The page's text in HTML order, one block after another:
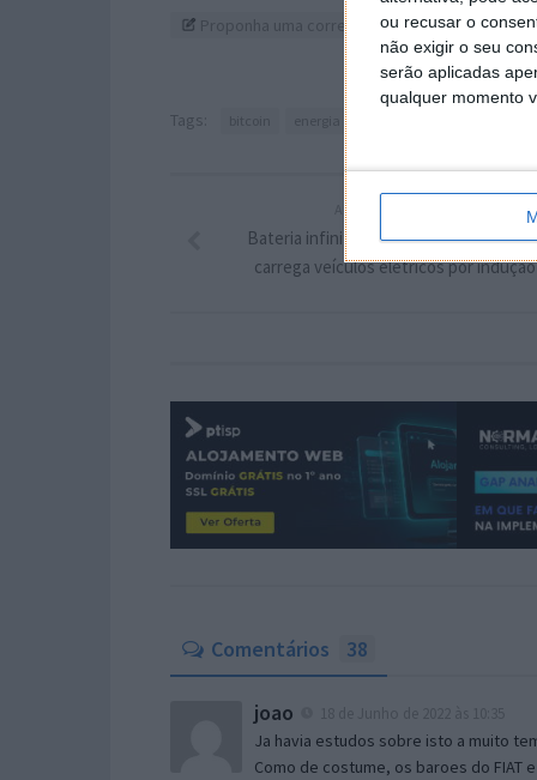
ou recusar o
não exigir o seu
serão aplicadas
qualquer momento
Proponha uma correção, faça uma sugestão
Tags:
ARTIGO ANTERIOR
Bateria infinita? A “Arena of the
carrega veículos elétricos por indução
Comentários 38
joao
Ja havia estudos sobre isto a muito
Como de costume, os baroes do FIAT